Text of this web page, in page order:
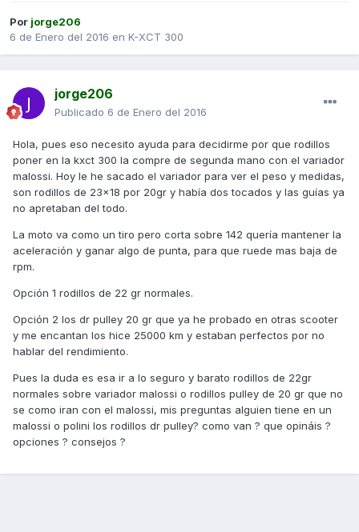
Por jorge206
6 de Enero del 2016 en K-XCT 300
jorge206
Publicado 6 de Enero del 2016
Hola, pues eso necesito ayuda para decidirme por que rodillos
poner en la kxct 300 la compre de segunda mano con el variador
malossi. Hoy le he sacado el variador para ver el peso y medidas,
son rodillos de 23x18 por 20gr y había dos tocados y las guías ya
no apretaban del todo.
La moto va como un tiro pero corta sobre 142 quería mantener la
aceleración y ganar algo de punta, para que ruede mas baja de
rpm.
Opción 1 rodillos de 22 gr normales.
Opción 2 los dr pulley 20 gr que ya he probado en otras scooter
y me encantan los hice 25000 km y estaban perfectos por no
hablar del rendimiento.
Pues la duda es esa ir a lo seguro y barato rodillos de 22gr
normales sobre variador malossi o rodillos pulley de 20 gr que no
se como iran con el malossi, mis preguntas alguien tiene en un
malossi o polini los rodillos dr pulley? como van ? que opináis ?
opciones ? consejos ?